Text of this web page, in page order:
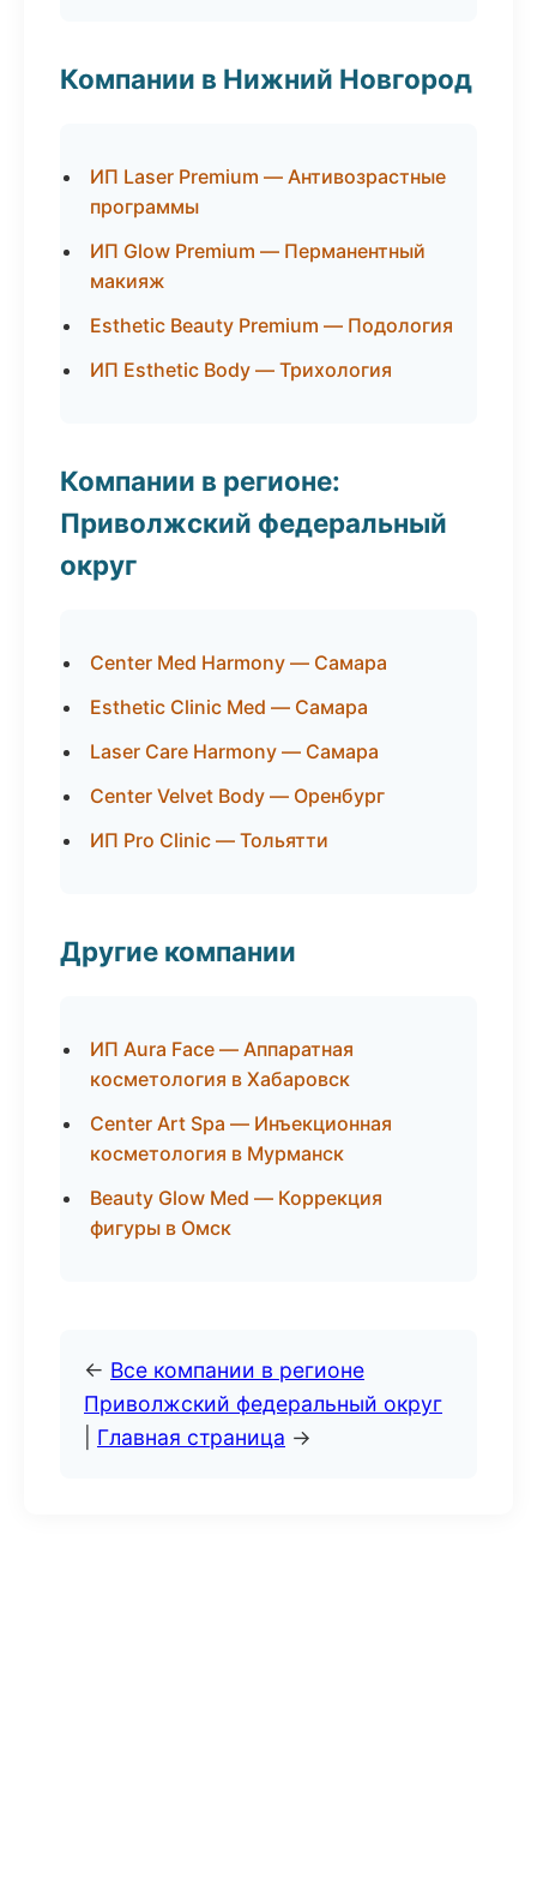
Компании в Нижний Новгород
ИП Laser Premium — Антивозрастные
программы
ИП Glow Premium — Перманентный
макияж
Esthetic Beauty Premium — Подология
ИП Esthetic Body — Трихология
Компании в регионе:
Приволжский федеральный
округ
Center Med Harmony — Самара
Esthetic Clinic Med — Самара
Laser Care Harmony — Самара
Center Velvet Body — Оренбург
ИП Pro Clinic — Тольятти
Другие компании
ИП Aura Face — Аппаратная
косметология в Хабаровск
Center Art Spa — Инъекционная
косметология в Мурманск
Beauty Glow Med — Коррекция
фигуры в Омск
← Все компании в регионе
Приволжский федеральный округ
Главная страница →